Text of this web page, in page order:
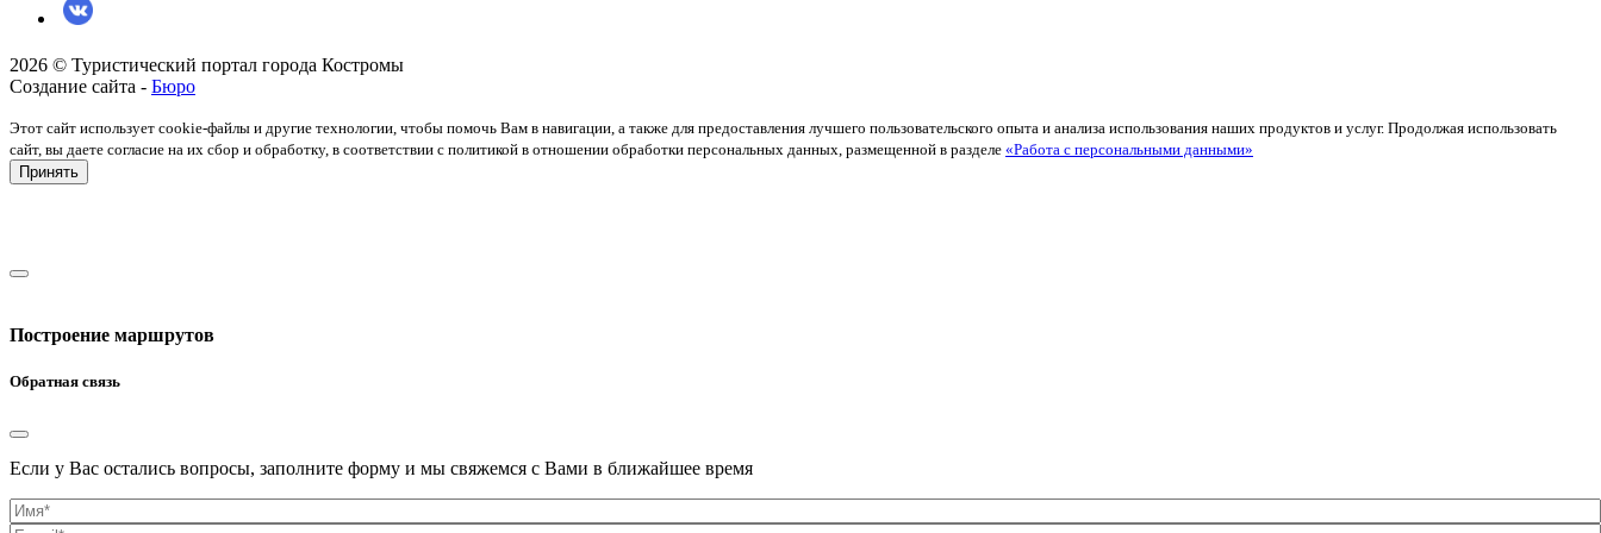
2026 © Туристический портал города Костромы
Создание сайта - Бюро
Этот сайт использует cookie-файлы и другие технологии, чтобы помочь Вам в навигации, а также для предоставления лучшего пользовательского опыта и анализа использования наших продуктов и услуг. Продолжая использовать
сайт, вы даете согласие на их сбор и обработку, в соответствии с политикой в отношении обработки персональных данных, размещенной в разделе «Работа с персональными данными»
Принять
Построение маршрутов
Обратная связь
Если у Вас остались вопросы, заполните форму и мы свяжемся с Вами в ближайшее время